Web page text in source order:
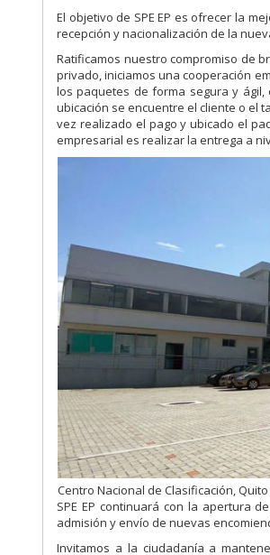
El objetivo de SPE EP es ofrecer la
recepción y nacionalización de la
Ratificamos nuestro compromiso de
privado, iniciamos una cooperación
los paquetes de forma segura y
ubicación se encuentre el cliente o el
vez realizado el pago y ubicado el
empresarial es realizar la entrega a
Centro Nacional de Clasificación, Quito
SPE EP continuará con la apertura
admisión y envío de nuevas
Invitamos a la ciudadanía a